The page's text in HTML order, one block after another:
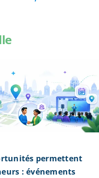
permettent
: événements